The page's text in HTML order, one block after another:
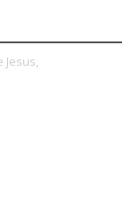
Jesus,